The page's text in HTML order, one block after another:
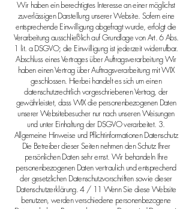
Wir haben ein berechtigtes Interesse an einer möglichst
zuverlässigen Darstellung unserer Website. Sofern eine
entsprechende Einwilligung abgefragt wurde, erfolgt die
Verarbeitung ausschließlich auf Grundlage von Art. 6 Abs.
1 lit. a DSGVO; die Einwilligung ist jederzeit widerrufbar.
Abschluss eines Vertrages über Auftragsverarbeitung Wir
haben einen Vertrag über Auftragsverarbeitung mit WIX
geschlossen. Hierbei handelt es sich um einen
datenschutzrechtlich vorgeschriebenen Vertrag, der
gewährleistet, dass WIX die personenbezogenen Daten
unserer Websitebesucher nur nach unseren Weisungen
und unter Einhaltung der DSGVO verarbeitet. 3.
Allgemeine Hinweise und Pflichtinformationen Datenschutz
Die Betreiber dieser Seiten nehmen den Schutz Ihrer
persönlichen Daten sehr ernst. Wir behandeln Ihre
personenbezogenen Daten vertraulich und entsprechend
der gesetzlichen Datenschutzvorschriften sowie dieser
Datenschutzerklärung. 4 / 11 Wenn Sie diese Website
benutzen, werden verschiedene personenbezogene